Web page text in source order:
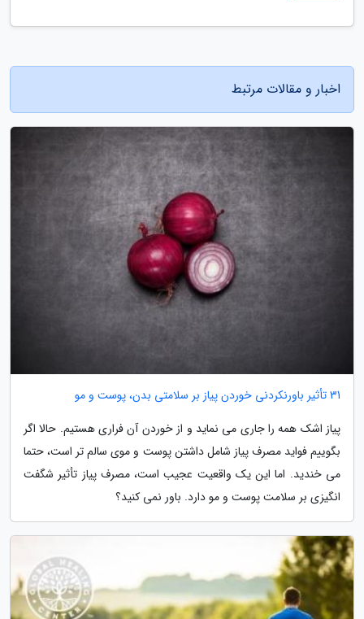
اخبار و مقالات مرتبط
31 تأثیر باورنکردنی خوردن پیاز بر سلامتی بدن، پوست و مو
پیاز اشک همه را جاری می نماید و از خوردن آن فراری هستیم. حالا اگر
بگوییم فواید مصرف پیاز شامل داشتن پوست و موی سالم تر است، حتما
می خندید. اما این یک واقعیت عجیب است، مصرف پیاز تأثیر شگفت
انگیزی بر سلامت پوست و مو دارد. باور نمی کنید؟